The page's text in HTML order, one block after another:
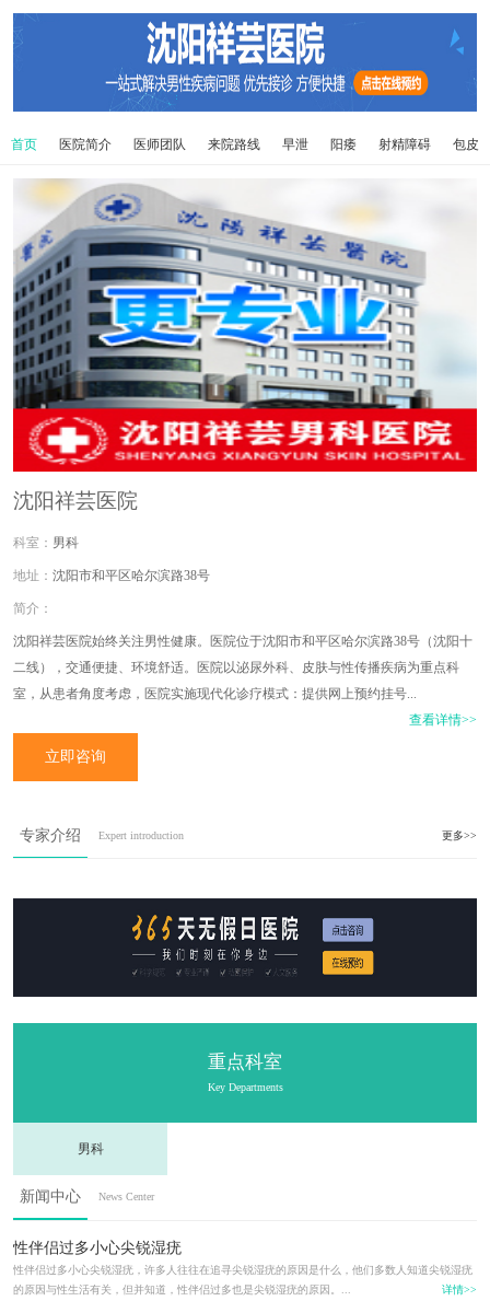
首页 医院简介 医师团队 来院路线 早泄 阳痿 射精障碍 包皮
沈阳祥芸医院
男科
沈阳市和平区哈尔滨路38号
沈阳祥芸医院始终关注男性健康。医院位于沈阳市和平区哈尔滨路38号（沈阳十
二线），交通便捷、环境舒适。医院以泌尿外科、皮肤与性传播疾病为重点科
室，从患者角度考虑，医院实施现代化诊疗模式：提供网上预约挂号...
查看详情>>
立即咨询
专家介绍 Expert introduction 更多>>
重点科室
Key Departments
男科
新闻中心 News Center
性伴侣过多小心尖锐湿疣
性伴侣过多小心尖锐湿疣，许多人往往在追寻尖锐湿疣的原因是什么，他们多数人知道尖锐湿疣
的原因与性生活有关，但并知道，性伴侣过多也是尖锐湿疣的原因。...
详情>>